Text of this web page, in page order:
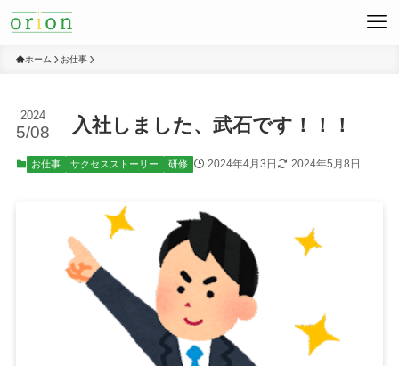
ホーム お仕事
入社しました、武石です！！！
2024
5/08
お仕事 サクセスストーリー 研修 2024年4月3日 2024年5月8日